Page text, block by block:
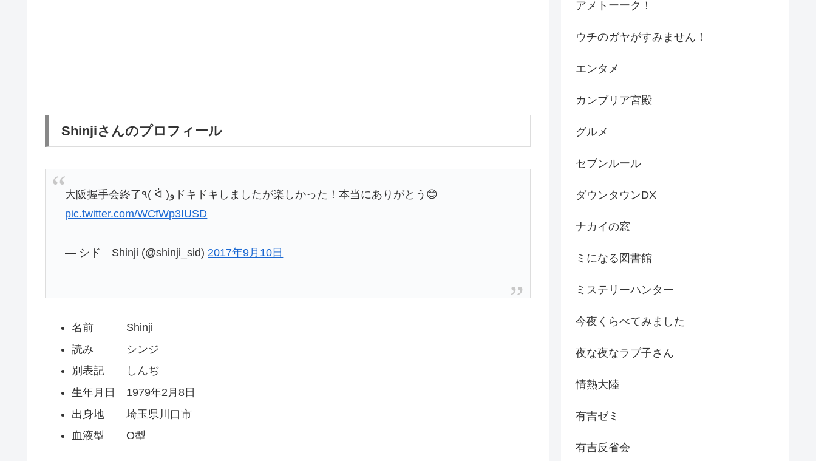
Shinjiさんのプロフィール
大阪握手会終了٩( ᐛ )وドキドキしましたが楽しかった！本当にありがとう😊
pic.twitter.com/WCfWp3IUSD
— シド Shinji (@shinji_sid) 2017年9月10日
名前 Shinji
読み シンジ
別表記 しんぢ
生年月日 1979年2月8日
出身地 埼玉県川口市
血液型 O型
アメトーーク！
ウチのガヤがすみません！
エンタメ
カンブリア宮殿
グルメ
セブンルール
ダウンタウンDX
ナカイの窓
ミになる図書館
ミステリーハンター
今夜くらべてみました
夜な夜なラブ子さん
情熱大陸
有吉ゼミ
有吉反省会